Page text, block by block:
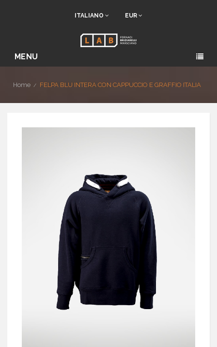
ITALIANO EUR
MENU
Home FELPA BLU INTERA CON CAPPUCCIO E GRAFFIO ITALIA